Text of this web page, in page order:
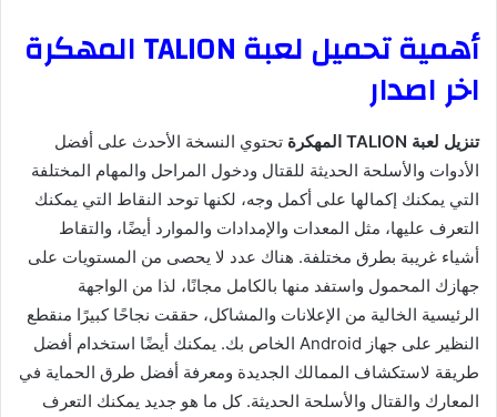
أهمية تحميل لعبة TALION المهكرة
اخر اصدار
تنزيل لعبة TALION المهكرة
تحتوي النسخة الأحدث على أفضل
الأدوات والأسلحة الحديثة للقتال ودخول المراحل والمهام المختلفة
التي يمكنك إكمالها على أكمل وجه، لكنها توحد النقاط التي يمكنك
التعرف عليها، مثل المعدات والإمدادات والموارد أيضًا، والتقاط
أشياء غريبة بطرق مختلفة. هناك عدد لا يحصى من المستويات على
جهازك المحمول واستفد منها بالكامل مجانًا، لذا من الواجهة
الرئيسية الخالية من الإعلانات والمشاكل، حققت نجاحًا كبيرًا منقطع
النظير على جهاز Android الخاص بك. يمكنك أيضًا استخدام أفضل
طريقة لاستكشاف الممالك الجديدة ومعرفة أفضل طرق الحماية في
المعارك والقتال والأسلحة الحديثة. كل ما هو جديد يمكنك التعرف